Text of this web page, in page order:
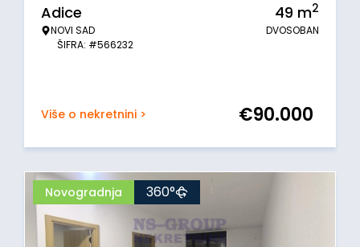
Adice
NOVI SAD
ŠIFRA: #566232
49 m2
DVOSOBAN
Više o nekretnini > €90.000
Novogradnja 360°